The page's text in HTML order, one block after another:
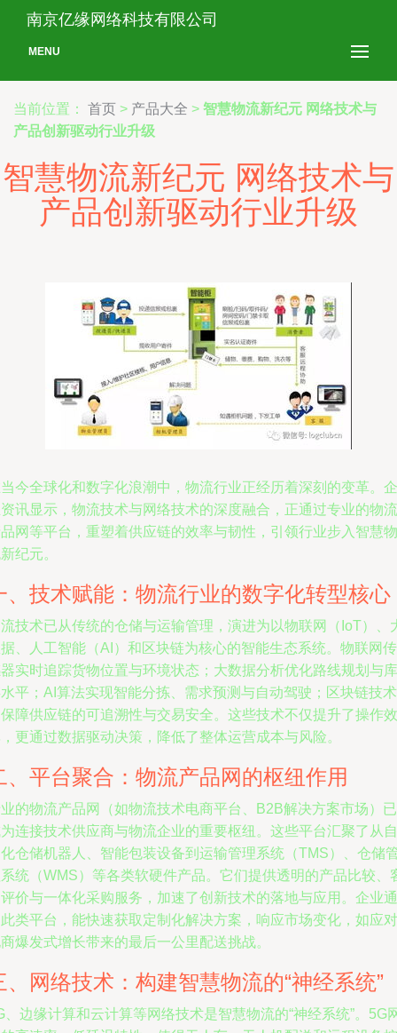
南京亿缘网络科技有限公司
MENU
当前位置： 首页 > 产品大全 > 智慧物流新纪元 网络技术与
产品创新驱动行业升级
智慧物流新纪元 网络技术与
产品创新驱动行业升级
今全球化和数字化浪潮中，物流行业正经历着深刻的变革。企
讯显示，物流技术与网络技术的深度融合，正通过专业的物流
网等平台，重塑着供应链的效率与韧性，引领行业步入智慧物
纪元。
、技术赋能：物流行业的数字化转型核心
技术已从传统的仓储与运输管理，演进为以物联网（IoT）、
、人工智能（AI）和区块链为核心的智能生态系统。物联网传
实时追踪货物位置与环境状态；大数据分析优化路线规划与库
平；AI算法实现智能分拣、需求预测与自动驾驶；区块链技术
障供应链的可追溯性与交易安全。这些技术不仅提升了操作效
更通过数据驱动决策，降低了整体运营成本与风险。
、平台聚合：物流产品网的枢纽作用
的物流产品网（如物流技术电商平台、B2B解决方案市场）已
连接技术供应商与物流企业的重要枢纽。这些平台汇聚了从自
仓储机器人、智能包装设备到运输管理系统（TMS）、仓储
统（WMS）等各类软硬件产品。它们提供透明的产品比较、
价与一体化采购服务，加速了创新技术的落地与应用。企业通
类平台，能快速获取定制化解决方案，响应市场变化，如应对
爆发式增长带来的最后一公里配送挑战。
、网络技术：构建智慧物流的“神经系统”
、边缘计算和云计算等网络技术是智慧物流的“神经系统”。5G